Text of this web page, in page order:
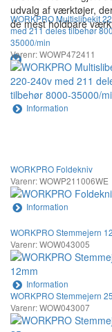
udvalg af værktøjer,
de mest holdbare
WORKPRO Multislibekit
med 211 deles tilbehør
35000/min
Varenr: WOWP472411
Information
WORKPRO Foldekniv
Varenr: WOWP211006WE
Information
WORKPRO Stemmejern
Varenr: WOW043005
Information
WORKPRO Stemmejern
Varenr: WOW043007